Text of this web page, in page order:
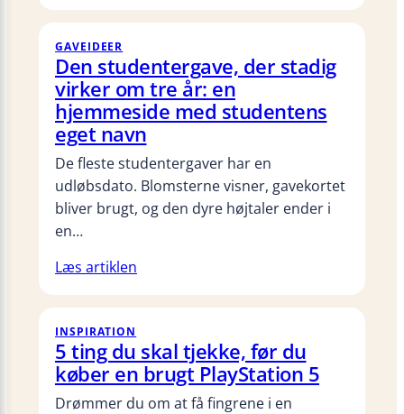
GAVEIDEER
Den studentergave, der stadig
virker om tre år: en
hjemmeside med studentens
eget navn
De fleste studentergaver har en
udløbsdato. Blomsterne visner, gavekortet
bliver brugt, og den dyre højtaler ender i
en…
Læs artiklen
INSPIRATION
5 ting du skal tjekke, før du
køber en brugt PlayStation 5
Drømmer du om at få fingrene i en